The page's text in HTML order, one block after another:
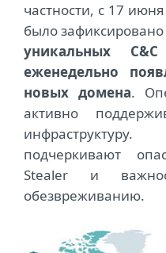
частности, с 17
было
уникальных
еженедельно
новых домена.
активно
подчеркивают
Stealer и
обезвреживанию.